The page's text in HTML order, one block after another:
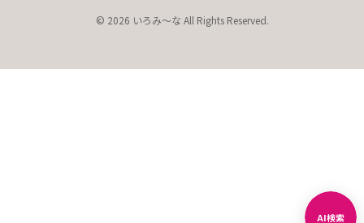
© 2026 いろみ～な All Rights Reserved.
AI検索